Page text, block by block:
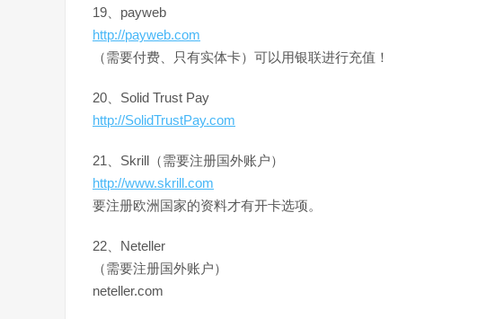
19、payweb
http://payweb.com
（需要付费、只有实体卡）可以用银联进行充值！
20、Solid Trust Pay
http://SolidTrustPay.com
21、Skrill（需要注册国外账户）
http://www.skrill.com
要注册欧洲国家的资料才有开卡选项。
22、Neteller
（需要注册国外账户）
neteller.com